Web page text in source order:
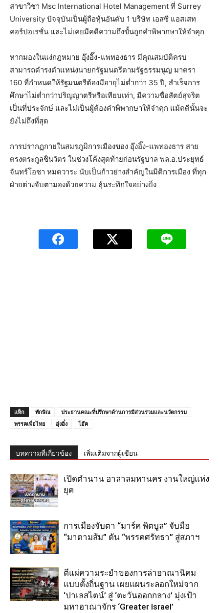
สาขาวิชา Msc International Hotel Management ที่ Surrey
University ปัจจุบันเป็นผู้ถือหุ้นอันดับ 1 บริษัท เอสซี แอสเสท
คอร์ปอเรชั่น และไม่เคยมีคดีความถึงขั้นถูกคำพิพากษาให้จำคุก
หากมองในแง่กฎหมาย อุ๊งอิ๊ง-แพทองธาร มีคุณสมบัติครบ
สามารถดำรงตำแหน่งนายกรัฐมนตรีตามรัฐธรรมนูญ มาตรา
160 ที่กำหนดให้รัฐมนตรีต้องมีอายุไม่ต่ำกว่า 35 ปี, สําเร็จการ
ศึกษาไม่ต่ำกว่าปริญญาตรีหรือเทียบเท่า, มีความซื่อสัตย์สุจริต
เป็นที่ประจักษ์ และไม่เป็นผู้ต้องคําพิพากษาให้จําคุก แม้คดีนั้นจะ
ยังไม่ถึงที่สุด
การปรากฏกายในสมรภูมิการเมืองของ อุ๊งอิ๊ง-แพทองธาร สาย
ตรงตระกูลชินวัตร ในช่วงโค้งสุดท้ายก่อนรัฐบาล พล.อ.ประยุทธ์
จันทร์โอชา หมดวาระ นับเป็นก้าวย่างสำคัญในมิติการเมือง ที่ทุก
ฝ่ายต่างจับตามองด้วยความ ลุ้นระทึกใจอย่างยิ่ง
แท็ก ทักษิณ
ประธานคณะที่ปรึกษาด้านการมีส่วนร่วมและนวัตกรรม
พรรคเพื่อไทย
อุ๋งอิ๋ง โอ๊ค
บทความที่เกี่ยวข้อง เพิ่มเติมจากผู้เขียน
เปิดตำนาน ฮาลาลมหานคร งานใหญ่แห่ง
ยุค
การเมืองจับตา “มาร์ค พิตบูล” จับมือ
“มาดามส้ม” ดัน “พรรคศรัทธา” สู่สภาฯ
ตีแผ่ความระยำของการล่าอาณานิคม
แบบตั้งถิ่นฐาน เผยแผนระลอกใหม่จาก
‘ปาเลสไตน์’ สู่ ‘ตะวันออกกลาง’ มุ่งเป้า
มหาอาณาจักร ‘Greater Israel’